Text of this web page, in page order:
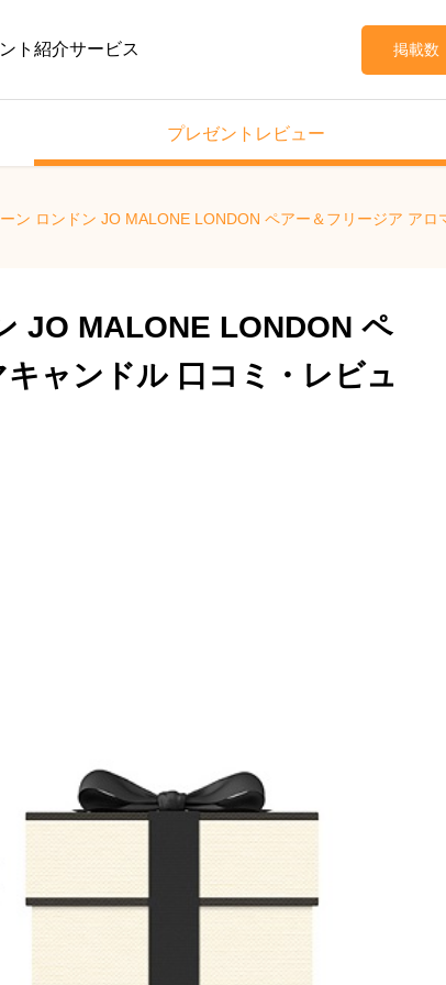
ト紹介サービス 掲載数
プレゼントレビュー
ン ロンドン JO MALONE LONDON ペアー＆フリージア アロ
JO MALONE LONDON ペ
ャンドル 口コミ・レビュ